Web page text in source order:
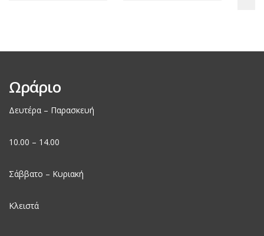
Ωράριο
Δευτέρα – Παρασκευή
10.00 – 14.00
Σάββατο – Κυριακή
Κλειστά